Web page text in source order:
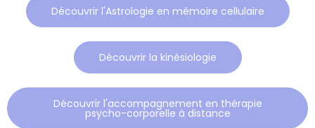
Découvrir l'Astrologie en mémoire cellulaire
Découvrir la kinésiologie
Découvrir l'accompagnement en thérapie
psycho-corporelle à distance